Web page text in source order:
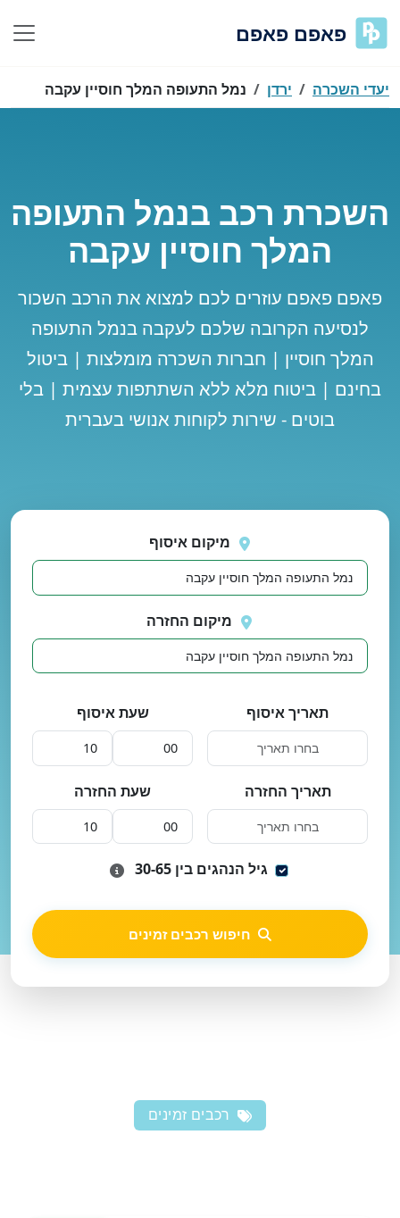
פאפם פאפם
יעדי השכרה ירדן נמל התעופה המלך חוסיין עקבה
השכרת רכב בנמל התעופה
המלך חוסיין עקבה
פאפם פאפם עוזרים לכם למצוא את הרכב השכור
לנסיעה הקרובה שלכם לעקבה בנמל התעופה
המלך חוסיין | חברות השכרה מומלצות | ביטול
בחינם | ביטוח מלא ללא השתתפות עצמית | בלי
בוטים - שירות לקוחות אנושי בעברית
שוב
מיקום איסוף
מיקום החזרה
תאריך איסוף שעת איסוף
תאריך החזרה שעת החזרה
גיל הנהגים בין 30-65
חיפוש רכבים זמינים
רכבים זמינים